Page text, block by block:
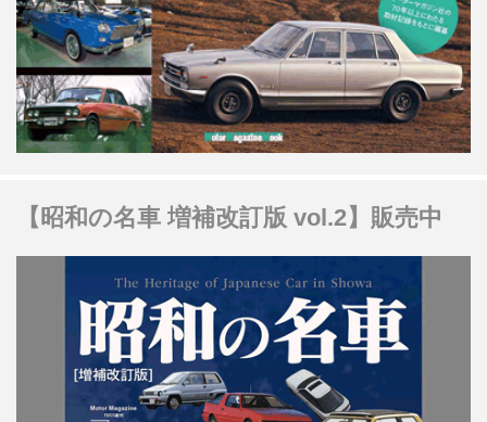
【昭和の名車 増補改訂版 vol.2】販売中